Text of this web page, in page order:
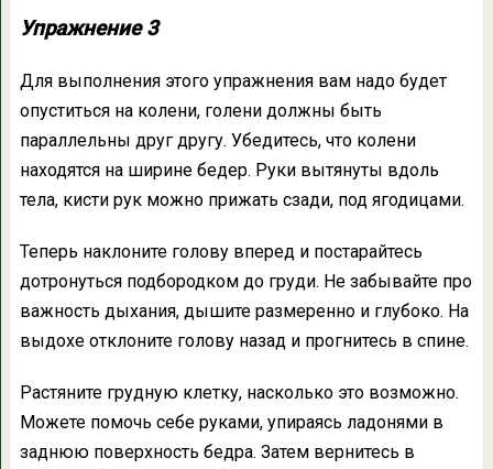
Упражнение 3
Для выполнения этого упражнения вам надо будет
опуститься на колени, голени должны быть
параллельны друг другу. Убедитесь, что колени
находятся на ширине бедер. Руки вытянуты вдоль
тела, кисти рук можно прижать сзади, под ягодицами.
Теперь наклоните голову вперед и постарайтесь
дотронуться подбородком до груди. Не забывайте про
важность дыхания, дышите размеренно и глубоко. На
выдохе отклоните голову назад и прогнитесь в спине.
Растяните грудную клетку, насколько это возможно.
Можете помочь себе руками, упираясь ладонями в
заднюю поверхность бедра. Затем вернитесь в